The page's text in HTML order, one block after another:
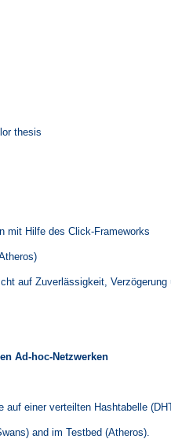
thesis
mit Hilfe des Click-Frameworks
auf Zuverlässigkeit,
Ad-hoc-Netzwerken
auf einer verteilten Hashtabelle
and im Testbed (Atheros).